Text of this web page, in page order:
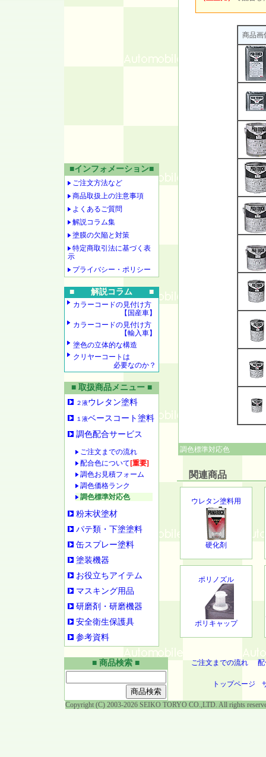
商品画
調色標準対応色
関連商品
ウレタン塗料用
硬化剤
ポリノズル
ポリキャップ
ご注文までの流れ
トップページ
■インフォメーション■
ご注文方法など
商品取扱上の注意事項
よくあるご質問
解説コラム集
塗膜の欠陥と対策
特定商取引法に基づく表
示
プライバシー・ポリシー
■ 解説コラム ■
カラーコードの見付け方
【国産車】
カラーコードの見付け方
【輸入車】
塗色の立体的な構造
クリヤーコートは
必要なのか？
■ 取扱商品メニュー ■
２液ウレタン塗料
１液ベースコート塗料
調色配合サービス
ご注文までの流れ
配合色について [重要]
調色お見積フォーム
調色価格ランク
調色標準対応色
粉末状塗材
パテ類・下塗塗料
缶スプレー塗料
塗装機器
お役立ちアイテム
マスキング用品
研磨剤・研磨機器
安全衛生保護具
参考資料
■ 商品検索 ■
Copyright (C) 2003-2026 SEIKO TORYO CO.,LTD. All rights